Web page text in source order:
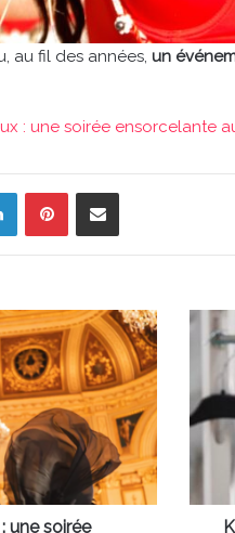
au fil des années, un
: une soirée ensorcelante
LinkedinPinterestPartager par email
une soirée
Kiabi
ouvert
de
100